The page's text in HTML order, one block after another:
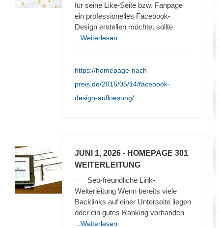
für seine Like-Seite bzw. Fanpage
ein professionelles Facebook-
Design erstellen möchte, sollte
...Weiterlesen
https://homepage-nach-
preis.de/2016/05/14/facebook-
design-aufloesung/
JUNI 1, 2026 - HOMEPAGE 301
WEITERLEITUNG
Seo-freundliche Link-
Weiterleitung Wenn bereits viele
Backlinks auf einer Unterseite liegen
oder ein gutes Ranking vorhanden
...Weiterlesen